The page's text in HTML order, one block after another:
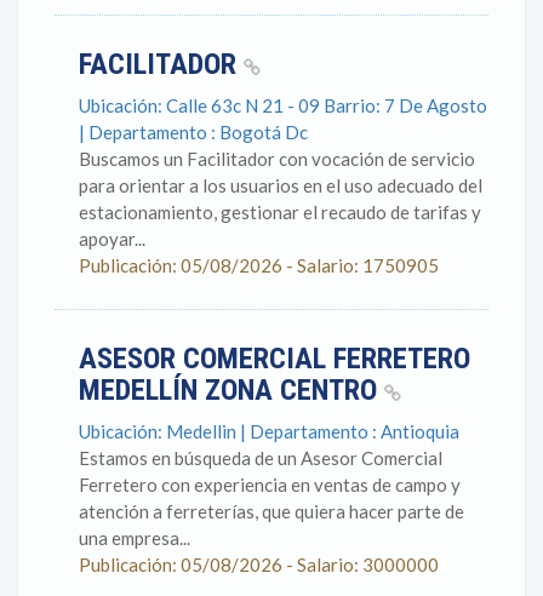
FACILITADOR
Ubicación: Calle 63c N 21 - 09 Barrio: 7 De Agosto
| Departamento : Bogotá Dc
Buscamos un Facilitador con vocación de servicio
para orientar a los usuarios en el uso adecuado del
estacionamiento, gestionar el recaudo de tarifas y
apoyar...
Publicación: 05/08/2026 - Salario: 1750905
ASESOR COMERCIAL FERRETERO
MEDELLÍN ZONA CENTRO
Ubicación: Medellin | Departamento : Antioquia
Estamos en búsqueda de un Asesor Comercial
Ferretero con experiencia en ventas de campo y
atención a ferreterías, que quiera hacer parte de
una empresa...
Publicación: 05/08/2026 - Salario: 3000000